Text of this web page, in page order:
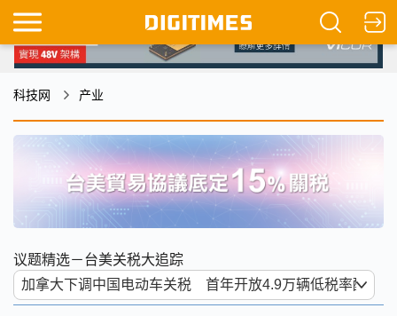
科技网 产业
议题精选－台美关税大追踪